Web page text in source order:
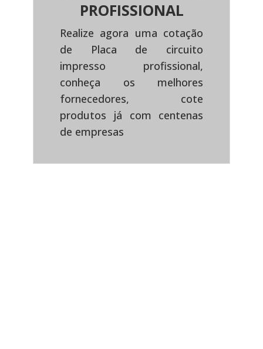
PROFISSIONAL
Realize agora uma cotação
de Placa de circuito
impresso profissional,
conheça os melhores
fornecedores, cote
produtos já com centenas
de empresas